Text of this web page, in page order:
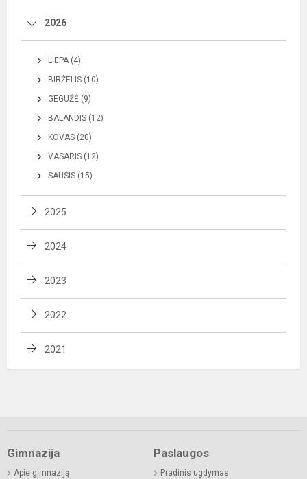
2026
LIEPA (4)
BIRŽELIS (10)
GEGUŽĖ (9)
BALANDIS (12)
KOVAS (20)
VASARIS (12)
SAUSIS (15)
2025
2024
2023
2022
2021
Gimnazija
Apie gimnaziją
Paslaugos
Pradinis ugdymas